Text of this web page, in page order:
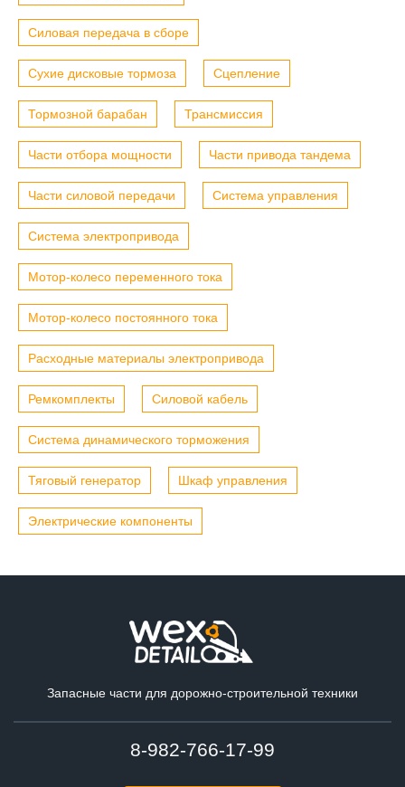
Силовая передача в сборе
Сухие дисковые тормоза Сцепление
Тормозной барабан Трансмиссия
Части отбора мощности Части привода тандема
Части силовой передачи Система управления
Система электропривода
Мотор-колесо переменного тока
Мотор-колесо постоянного тока
Расходные материалы электропривода
Ремкомплекты Силовой кабель
Система динамического торможения
Тяговый генератор Шкаф управления
Электрические компоненты
Запасные части для дорожно-строительной техники
8-982-766-17-99